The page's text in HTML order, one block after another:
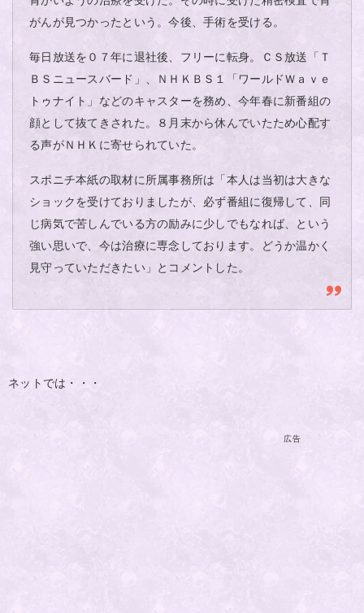
がんが見つかったという。今後、手術を受ける。
毎日放送を０７年に退社後、フリーに転身。ＣＳ放送「Ｔ
ＢＳニュースバード」、ＮＨＫＢＳ１「ワールドＷａｖｅ
トゥナイト」などのキャスターを務め、今年春に新番組の
顔として抜てきされた。８月末から休んでいたため心配す
る声がＮＨＫに寄せられていた。
スポニチ本紙の取材に所属事務所は「本人は当初は大きな
ショックを受けておりましたが、必ず番組に復帰して、同
じ病気で苦しんでいる方の励みに少しでもなれば、という
強い思いで、今は治療に専念しております。どうか温かく
見守っていただきたい」とコメントした。
ネットでは・・・
広告